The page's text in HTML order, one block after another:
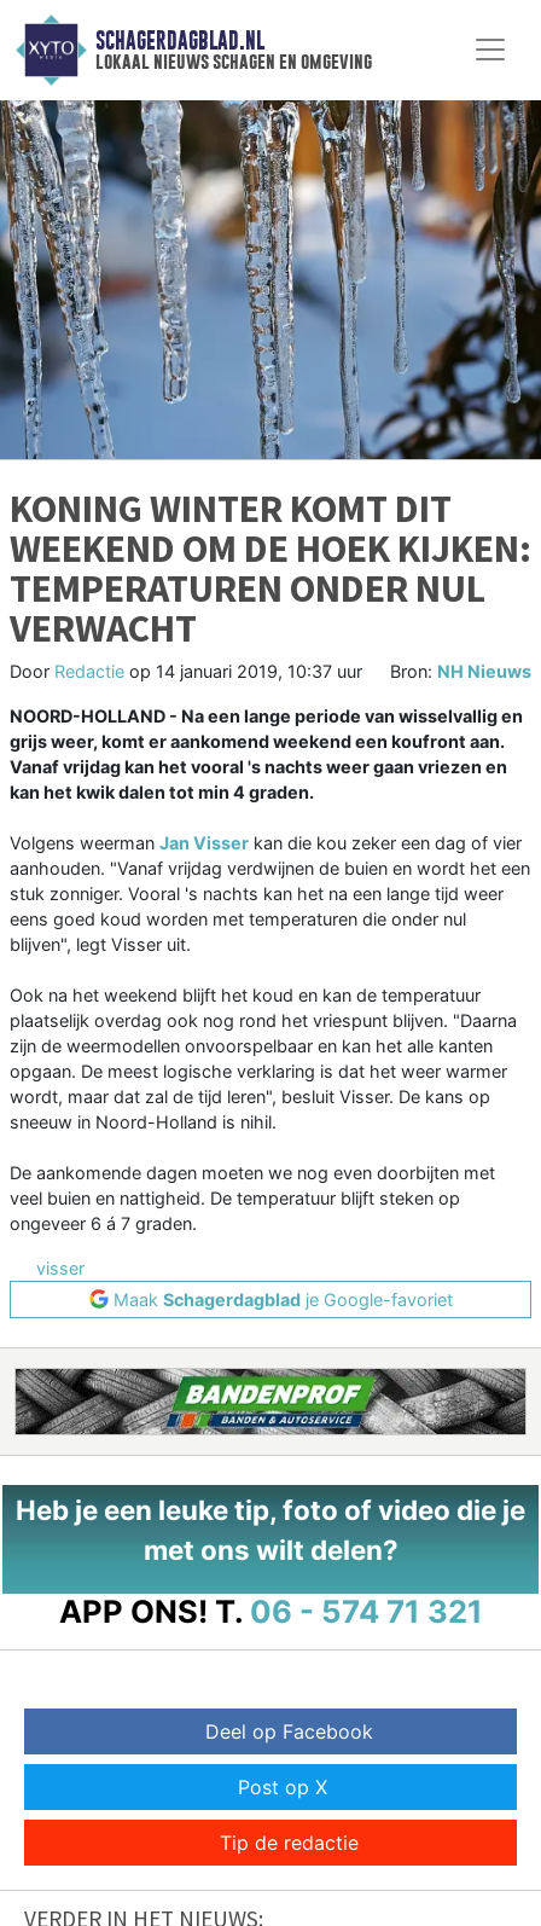
SCHAGERDAGBLAD.NL
lokaal nieuws schagen en omgeving
KONING WINTER KOMT DIT
WEEKEND OM DE HOEK KIJKEN:
TEMPERATUREN ONDER NUL
VERWACHT
Door Redactie op 14 januari 2019, 10:37 uur Bron: NH Nieuws
NOORD-HOLLAND - Na een lange periode van wisselvallig en
grijs weer, komt er aankomend weekend een koufront aan.
Vanaf vrijdag kan het vooral 's nachts weer gaan vriezen en
kan het kwik dalen tot min 4 graden.
Volgens weerman Jan Visser kan die kou zeker een dag of vier
aanhouden. "Vanaf vrijdag verdwijnen de buien en wordt het een
stuk zonniger. Vooral 's nachts kan het na een lange tijd weer
eens goed koud worden met temperaturen die onder nul
blijven", legt Visser uit.
Ook na het weekend blijft het koud en kan de temperatuur
plaatselijk overdag ook nog rond het vriespunt blijven. "Daarna
zijn de weermodellen onvoorspelbaar en kan het alle kanten
opgaan. De meest logische verklaring is dat het weer warmer
wordt, maar dat zal de tijd leren", besluit Visser. De kans op
sneeuw in Noord-Holland is nihil.
De aankomende dagen moeten we nog even doorbijten met
veel buien en nattigheid. De temperatuur blijft steken op
ongeveer 6 á 7 graden.
visser
Maak Schagerdagbladje Google-favoriet
Heb je een leuke tip, foto of video die je
met ons wilt delen?
APP ONS! T. 06 - 574 71 321
Deel op Facebook
Post op X
Tip de redactie
VERDER IN HET NIEUWS: